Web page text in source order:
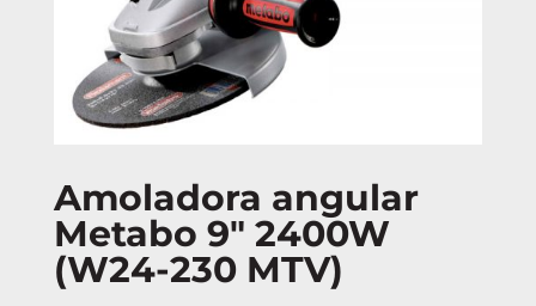
Amoladora angular
Metabo 9″ 2400W
(W24-230 MTV)